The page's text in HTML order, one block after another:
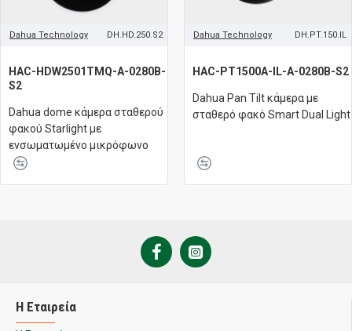
Dahua Technology DH.HD.250.S2
HAC-HDW2501TMQ-A-0280B-
S2
Dahua dome κάμερα σταθερού
φακού Starlight με
ενσωματωμένο μικρόφωνο
Dahua Technology DH.PT.150.IL
HAC-PT1500A-IL-A-0280B-S2
Dahua Pan Tilt κάμερα με
σταθερό φακό Smart Dual Light
Η Εταιρεία